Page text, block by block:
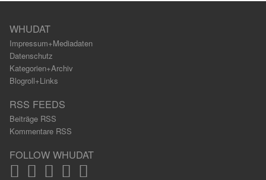
WHUDAT
Impressum+Mediadaten
Datenschutz
Kategorien+Archiv
Blogroll+Links
RSS FEEDS
Beiträge RSS
Kommentare RSS
FOLLOW WHUDAT